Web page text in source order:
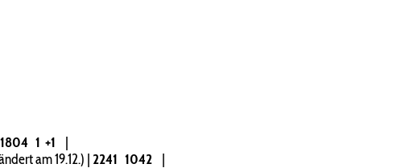
1804 1 +1
|
am 19.12.) | 2241 1042 |